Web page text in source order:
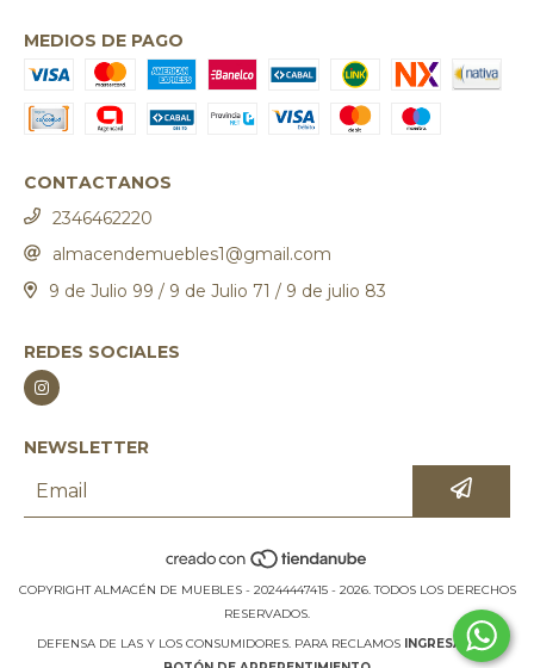
MEDIOS DE PAGO
CONTACTANOS
2346462220
almacendemuebles1@gmail.com
9 de Julio 99 / 9 de Julio 71 / 9 de julio 83
REDES SOCIALES
NEWSLETTER
COPYRIGHT ALMACÉN DE MUEBLES - 20244447415 - 2026. TODOS LOS DERECHOS
RESERVADOS.
DEFENSA DE LAS Y LOS CONSUMIDORES. PARA RECLAMOS
INGRESÁ ACÁ.